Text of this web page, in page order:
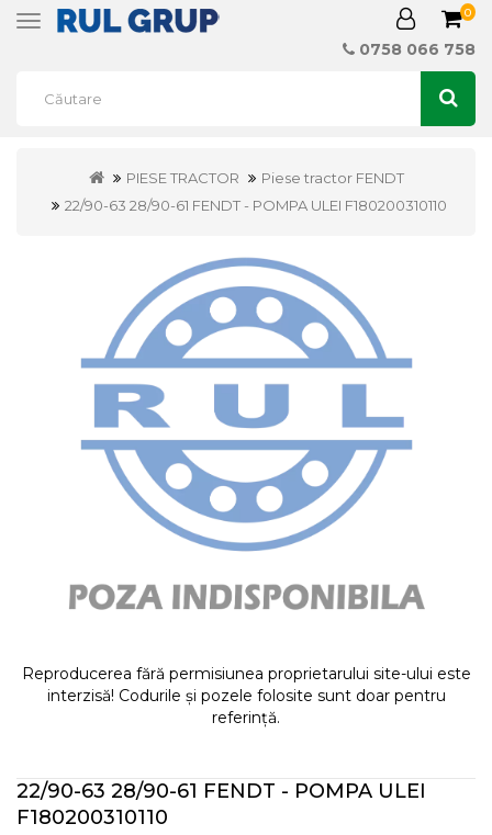
Toggle
0
0758 066 758
PIESE TRACTOR
Piese tractor FENDT
22/90-63 28/90-61 FENDT - POMPA ULEI F180200310110
Reproducerea fără permisiunea proprietarului site-ului este
interzisă! Codurile și pozele folosite sunt doar pentru
referință.
22/90-63 28/90-61 FENDT - POMPA ULEI
F180200310110